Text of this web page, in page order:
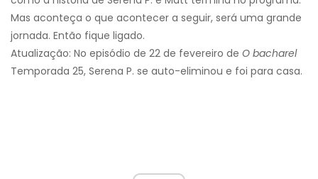
Mas aconteça o que acontecer a seguir, será uma grande
jornada. Então fique ligado.
Atualização: No episódio de 22 de fevereiro de O bacharel
Temporada 25, Serena P. se auto-eliminou e foi para casa.